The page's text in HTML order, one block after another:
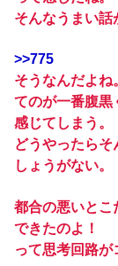
そんなうまい
>>775
そうなんだよね
てのが一番腹黒
感じてしまう
どうやったら
しょうがない。
都合の悪いとこ
できたのよ！
って思考回路が